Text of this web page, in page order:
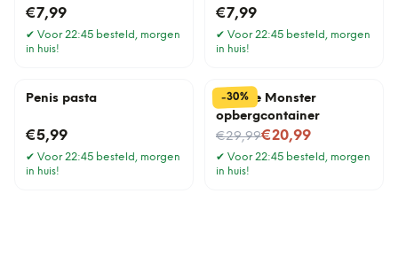
€7,99
✔ Voor 22:45 besteld, morgen
in huis!
€7,99
✔ Voor 22:45 besteld, morgen
in huis!
Penis pasta
€5,99
✔ Voor 22:45 besteld, morgen
in huis!
-30%
Noodle Monster
opbergcontainer
€29,99
Nu voor€20,99
✔ Voor 22:45 besteld, morgen
in huis!